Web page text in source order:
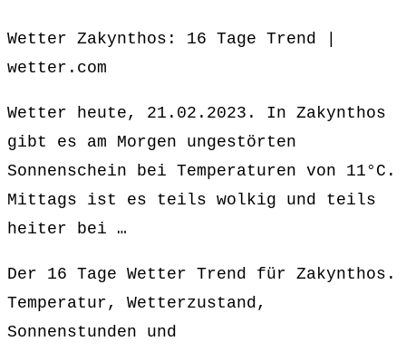
Wetter Zakynthos: 16 Tage Trend |
wetter.com
Wetter heute, 21.02.2023. In Zakynthos
gibt es am Morgen ungestörten
Sonnenschein bei Temperaturen von 11°C.
Mittags ist es teils wolkig und teils
heiter bei …
Der 16 Tage Wetter Trend für Zakynthos.
Temperatur, Wetterzustand,
Sonnenstunden und